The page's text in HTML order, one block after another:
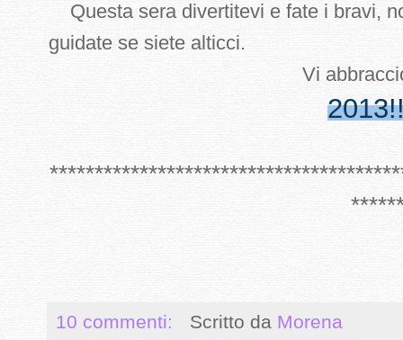
Questa sera divertitevi e fate i bravi,
guidate se siete alticci.
Vi abbraccio e vi
10 commenti: Scritto da Morena